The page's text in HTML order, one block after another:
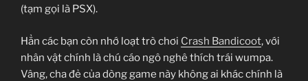
(tạm gọi là PSX).
Hẳn các bạn còn nhớ loạt trò chơi Crash Bandicoot, với
nhân vật chính là chú cáo ngô nghê thích trái wumpa.
Vâng, cha đẻ của dòng game này không ai khác chính là